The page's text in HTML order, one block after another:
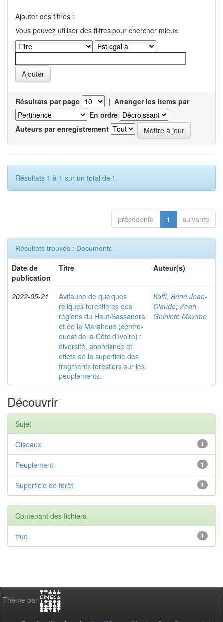
Ajouter des filtres :
Vous pouvez utiliser des filtres pour chercher mieux.
Résultats par page | Arranger les items par
En ordre
Auteurs par enregistrement
Résultats 1 à 1 sur un total de 1.
précédente 1 suivante
Résultats trouvés : Documents
Date de
publication
Titre Auteur(s)
2022-05-21
Avifaune de quelques
reliques forestières des
régions du Haut-Sassandra
et de la Marahoué (centre-
ouest de la Côte d’Ivoire) :
diversité, abondance et
effets de la superficie des
fragments forestiers sur les
peuplements.
Koffi, Béné Jean-
Claude; Zéan,
Gnininté Maxime
Découvrir
Sujet
1
Oiseaux
1
Peuplement
1
Superficie de forêt
Contenant des fichiers
1
true
Thème par